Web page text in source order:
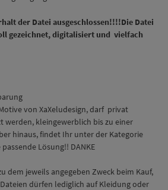
der Datei ausgeschlossen!!!!Die Datei
gezeichnet, digitalisiert und vielfach
von XaXeludesign, darf privat
werden, kleingewerblich bis zu einer
hinaus, findet Ihr unter der Kategorie
Lösung!! DANKE
dem jeweils angegeben Zweck beim Kauf,
dürfen lediglich auf Kleidung oder